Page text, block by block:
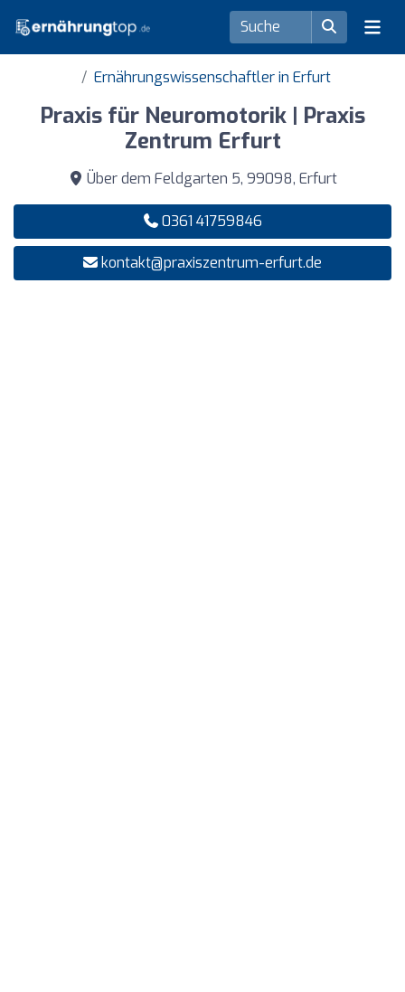
Ernährungswissenschaftler in Erfurt
Praxis für Neuromotorik | Praxis
Zentrum Erfurt
Über dem Feldgarten 5, 99098, Erfurt
0361 41759846
kontakt@praxiszentrum-erfurt.de